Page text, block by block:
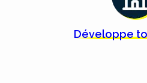
Développe